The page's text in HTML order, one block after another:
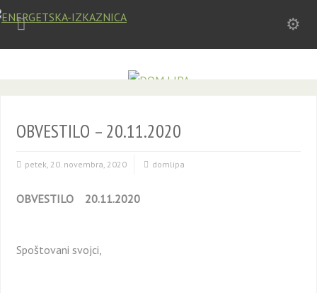
OBVESTILO – 20.11.2020
petek, 20. novembra, 2020 domlipa
OBVESTILO 20.11.2020
Spoštovani svojci,